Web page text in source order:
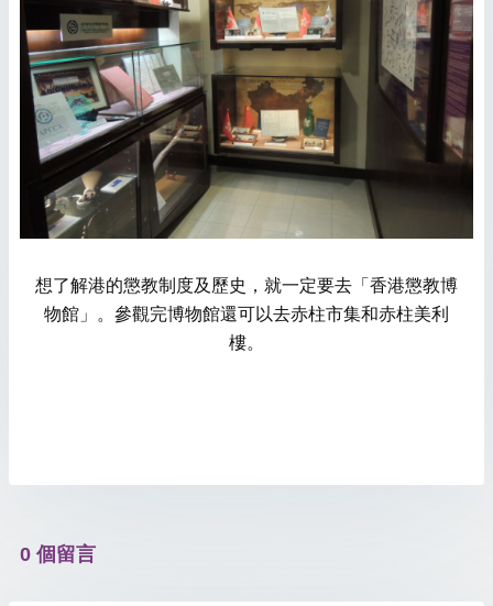
想了解港的懲教制度及歷史，就一定要去「香港懲教博
物館」。參觀完博物館還可以去赤柱市集和赤柱美利
樓。
0 個留言